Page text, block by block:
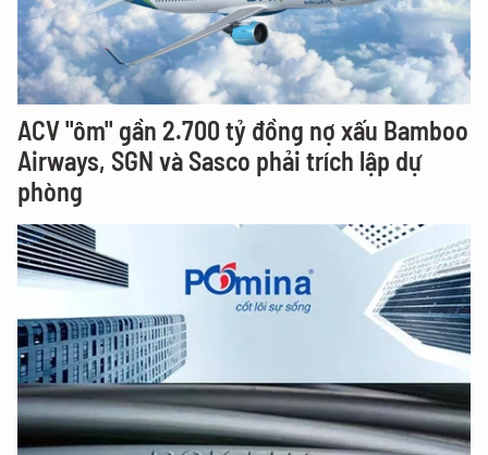
ACV "ôm" gần 2.700 tỷ đồng nợ xấu Bamboo
Airways, SGN và Sasco phải trích lập dự
phòng